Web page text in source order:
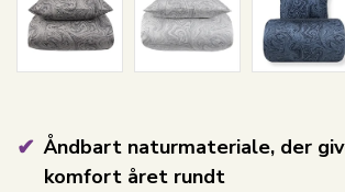
Åndbart naturmateriale, der
komfort året rundt